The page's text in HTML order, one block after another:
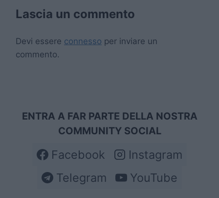
Lascia un commento
Devi essere connesso per inviare un
commento.
ENTRA A FAR PARTE DELLA NOSTRA
COMMUNITY SOCIAL
Facebook
Instagram
Telegram
YouTube